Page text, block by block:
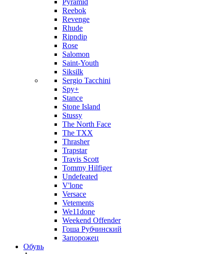
Pyramid
Reebok
Revenge
Rhude
Ripndip
Rose
Salomon
Saint-Youth
Siksilk
Sergio Tacchini
Spy+
Stance
Stone Island
Stussy
The North Face
The TXX
Thrasher
Trapstar
Travis Scott
Tommy Hilfiger
Undefeated
V'lone
Versace
Vetements
We11done
Weekend Offender
Гоша Рубчинский
Запорожец
Обувь